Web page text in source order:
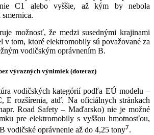
C1 alebo vyššie, až kým by nebola
možnosť, že medzi susednými krajinami
v tom, ktoré elektromobily sú považované za
vodičským oprávnením B.
výrazných výnimiek (doteraz)
vodičských kategórií podľa EÚ modelu –
E rozšírenia, atď. Na oficiálnych stránkach
Road Safety – Maďarsko) nie je možné
pre elektromobily s vyššou hmotnosťou,
vodičské oprávnenie až do 4,25 tony7.